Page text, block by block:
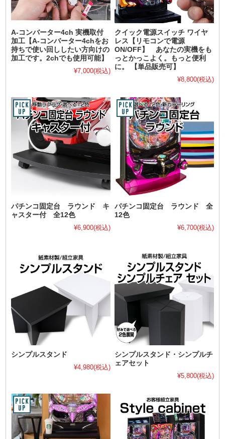
A-コンバーター4ch 実機取付
加工【A-コンバーター4chをお
持ちで使い回ししたい方向けの
加工です。2chでも使用可能】
¥7,000(税込)
クイック電源スイッチ ワイヤ
レス【リモコンで電源
ON/OFF】 あなたの実機をも
っとかっこよく。もっと便利
に。 【単品販売可】
¥8,800(税込)
パチンコ固定台 ラウンド キ
ャスター付 全12色
¥6,900(税込)
パチンコ固定台 ラウンド 全
12色
¥6,700(税込)
シンプルスタンド
¥4,980(税込)
シンプルスタンド・シンプルチ
ェアセット
¥5,800(税込)